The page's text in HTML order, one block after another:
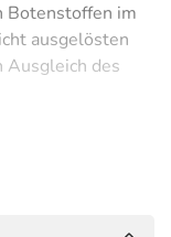
Botenstoffen im
ausgelösten
Ausgleich des